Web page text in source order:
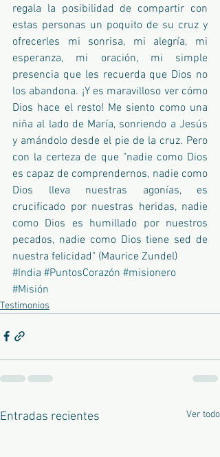
regala la posibilidad de compartir con
estas personas un poquito de su cruz y
ofrecerles mi sonrisa, mi alegría, mi
esperanza, mi oración, mi simple
presencia que les recuerda que Dios no
los abandona. ¡Y es maravilloso ver cómo
Dios hace el resto! Me siento como una
niña al lado de María, sonriendo a Jesús
y amándolo desde el pie de la cruz. Pero
con la certeza de que "nadie como Dios
es capaz de comprendernos, nadie como
Dios lleva nuestras agonías, es
crucificado por nuestras heridas, nadie
como Dios es humillado por nuestros
pecados, nadie como Dios tiene sed de
nuestra felicidad" (Maurice Zundel)
#India #PuntosCorazón #misionero
#Misión
Testimonios
Entradas recientes Ver todo